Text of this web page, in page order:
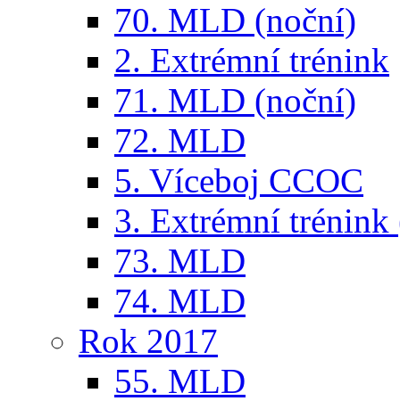
70. MLD (noční)
2. Extrémní trénink
71. MLD (noční)
72. MLD
5. Víceboj CCOC
3. Extrémní trénink
73. MLD
74. MLD
Rok 2017
55. MLD